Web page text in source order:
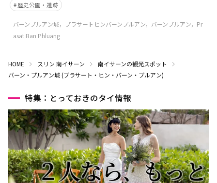
歴史公園・遺跡
バーンプルアン城，プラサートヒンバーンプルアン，バーンプルアン，Pr
asat Ban Phluang
HOME スリン 南イサーン
南イサーンの観光スポット
バーン・プルアン城 (プラサート・ヒン・バーン・プルアン)
特集：とっておきのタイ情報